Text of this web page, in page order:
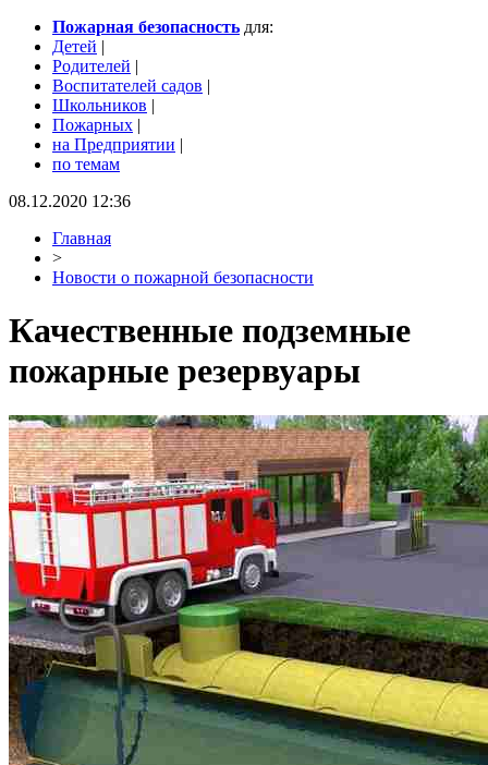
Пожарная безопасность для:
Детей |
Родителей |
Воспитателей садов |
Школьников |
Пожарных |
на Предприятии |
по темам
08.12.2020 12:36
Главная
>
Новости о пожарной безопасности
Качественные подземные
пожарные резервуары